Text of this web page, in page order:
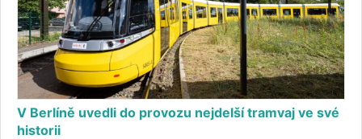
V Berlíně uvedli do provozu nejdelší tramvaj ve své
historii